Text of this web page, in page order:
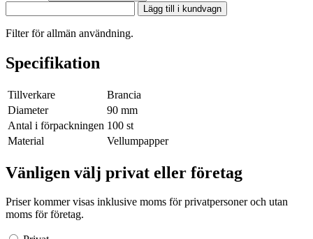
Lägg till i kundvagn
Filter för allmän användning.
Specifikation
Tillverkare
Brancia
Diameter
90 mm
Antal i förpackningen 100 st
Material
Vellumpapper
Vänligen välj privat eller företag
Priser kommer visas inklusive moms för privatpersoner och utan
moms för företag.